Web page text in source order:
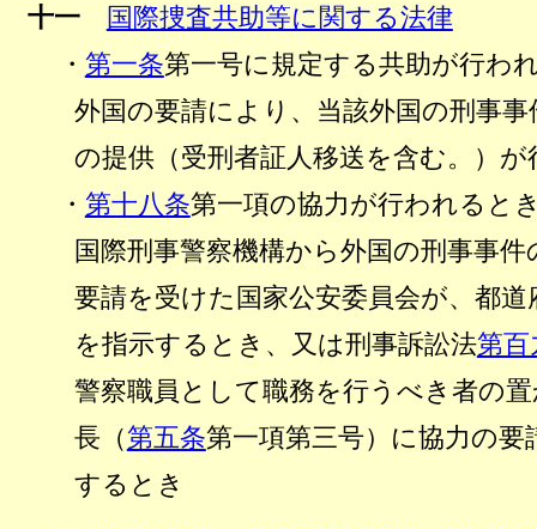
十一
国際捜査共助等に関する法律
・ 第一条第一号に規定する共助が行わ
外国の要請により、当該外国の刑事
の提供（受刑者証人移送を含む。）
・ 第十八条第一項の協力が行われると
国際刑事警察機構から外国の刑事事
要請を受けた国家公安委員会が、都
を指示するとき、又は刑事訴訟法第百
警察職員として職務を行うべき者の
長（第五条第一項第三号）に協力の
するとき